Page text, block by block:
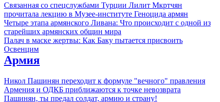
Связанная со спецслужбами Турции Лилит Мкртчян
прочитала лекцию в Музее-институте Геноцида армян
Четыре этапа армянского Ливана: Что происходит с одной из
старейших армянских общин мира
Палач в маске жертвы: Как Баку пытается присвоить
Освенцим
Армия
Никол Пашинян переходит к формуле "вечного" правления
Армения и ОДКБ приближаются к точке невозврата
Пашинян, ты предал солдат, армию и страну!